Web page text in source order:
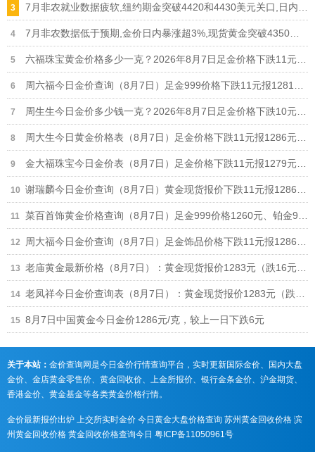
8月7日中国黄金今日金价1286元/克，较上一日下跌6元
关于本站： 金价查询网是今日金价行情查询平台，实时更新国际金价、国内大盘
金价、金店黄金零售价、黄金回收价、上金所报价、银行金条金价、沪金期货、
香港金价、黄金基金等各类黄金价格行情。
金价最新报价出炉 上交所实时金价 今日黄金大盘价格查询 苏州黄金回收价格 滨
州黄金回收价格 黄金回收价格查询今日 粤ICP备11050961号